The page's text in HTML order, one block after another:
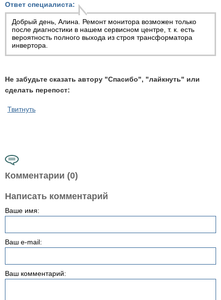
Ответ специалиста:
Добрый день, Алина. Ремонт монитора возможен только
после диагностики в нашем сервисном центре, т. к. есть
вероятность полного выхода из строя трансформатора
инвертора.
Не забудьте сказать автору "Спасибо", "лайкнуть" или
сделать перепост:
Твитнуть
Комментарии (0)
Написать комментарий
Ваше имя:
Ваш e-mail:
Ваш комментарий: